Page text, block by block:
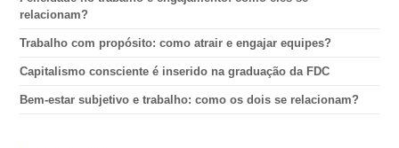
relacionam?
Trabalho com propósito: como atrair e engajar equipes?
Capitalismo consciente é inserido na graduação da FDC
Bem-estar subjetivo e trabalho: como os dois se relacionam?